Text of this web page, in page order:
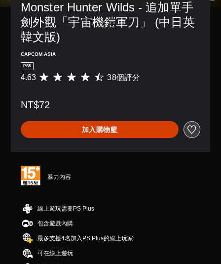
Monster Hunter Wilds - 追加單手
劍外觀「宇宙機鎧軍刀」 (中日英
韓文版)
CAPCOM ASIA
PS5
平
分
4
.
星
滿
顆
星
）
，
共
3
4.63 38個評分
NT$72
加入購物籃
暴力內容
線上遊玩需要PS Plus
包含遊戲內購
最多支援4名加入PS Plus的線上玩家
可在線上遊玩